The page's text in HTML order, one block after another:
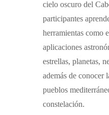
cielo oscuro del
participantes
herramientas como
aplicaciones
estrellas, planetas,
además de conocer
pueblos
constelación.